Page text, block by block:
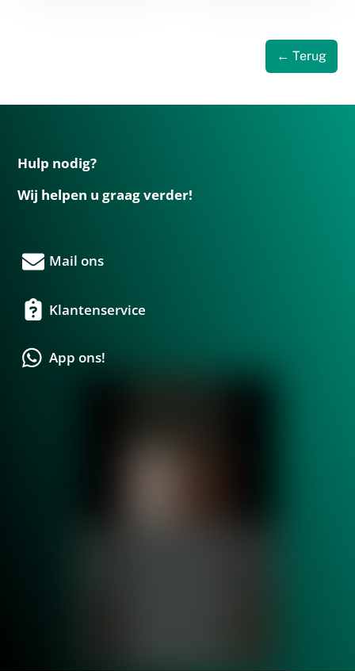
← Terug
Hulp nodig?
Wij helpen u graag verder!
Mail ons
Klantenservice
App ons!